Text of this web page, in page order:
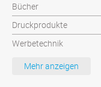
Bücher
Druckprodukte
Werbetechnik
Werbeartikel
Mehr anzeigen